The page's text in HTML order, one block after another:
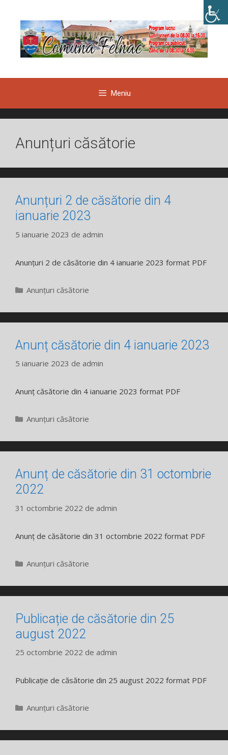
conținut
Meniu
Anunțuri căsătorie
Anunțuri 2 de căsătorie din 4
ianuarie 2023
5 ianuarie 2023 de admin
Anunțuri 2 de căsătorie din 4 ianuarie 2023 format PDF
Categorii
Anunțuri căsătorie
Anunț căsătorie din 4 ianuarie 2023
5 ianuarie 2023 de admin
Anunț căsătorie din 4 ianuarie 2023 format PDF
Categorii
Anunțuri căsătorie
Anunț de căsătorie din 31 octombrie
2022
31 octombrie 2022 de admin
Anunț de căsătorie din 31 octombrie 2022 format PDF
Categorii
Anunțuri căsătorie
Publicație de căsătorie din 25
august 2022
25 octombrie 2022 de admin
Publicație de căsătorie din 25 august 2022 format PDF
Categorii
Anunțuri căsătorie